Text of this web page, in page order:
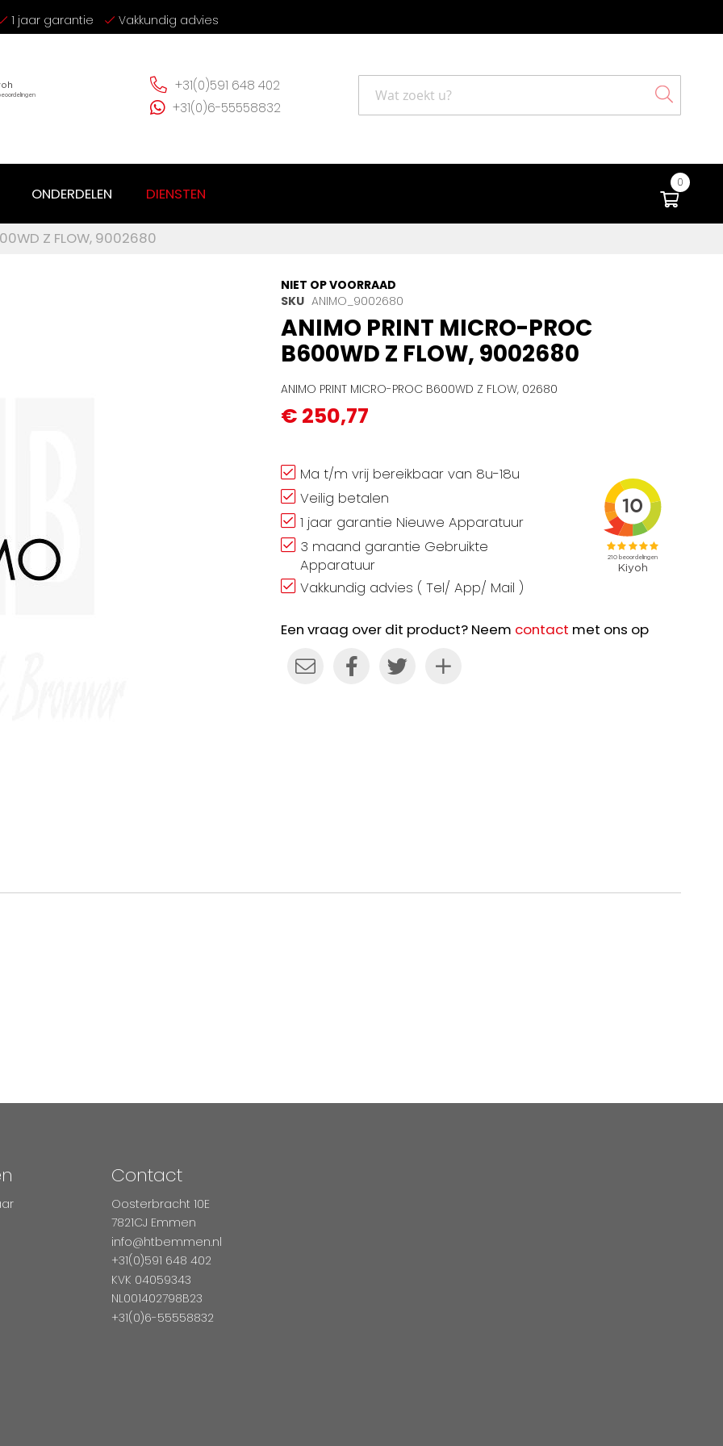
1 jaar garantie Vakkundig advies
+31(0)591 648 402
+31(0)6-55558832
Search
0
ONDERDELEN DIENSTEN
Z FLOW, 9002680
NIET OP VOORRAAD
SKU ANIMO_9002680
ANIMO PRINT MICRO-PROC
B600WD Z FLOW, 9002680
ANIMO PRINT MICRO-PROC B600WD Z FLOW, 02680
€ 250,77
Ma t/m vrij bereikbaar van 8u-18u
Veilig betalen
1 jaar garantie Nieuwe Apparatuur
3 maand garantie Gebruikte
Apparatuur
Vakkundig advies ( Tel/ App/ Mail )
Een vraag over dit product? Neem contact met ons op
Contact
Oosterbracht 10E
7821CJ Emmen
info@htbemmen.nl
+31(0)591 648 402
KVK 04059343
NL001402798B23
+31(0)6-55558832